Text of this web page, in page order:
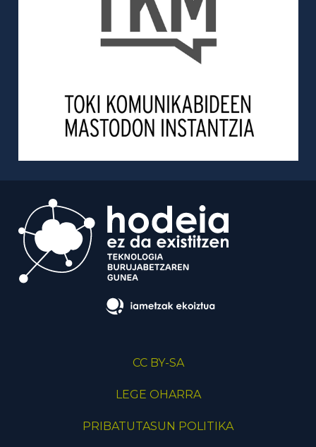
CC BY-SA
LEGE OHARRA
PRIBATUTASUN POLITIKA